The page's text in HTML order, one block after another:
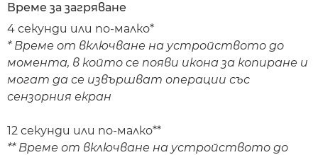
Време за загряване
4 секунди или по-малко*
* Време от включване на устройството до
момента, в който се появи икона за копиране и
могат да се извършват операции със
сензорния екран
12 секунди или по-малко**
** Време от включване на устройството до